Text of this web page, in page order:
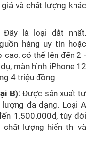
và chất lượng khác
Đây là loại đắt nhất,
hàng uy tín hoặc
cao, có thể lên đến 2 -
màn hình iPhone 12
4 triệu đồng.
B): Được sản xuất từ
đa dạng. Loại A
1.500.000đ, tùy đời
chất lượng hiển thị và